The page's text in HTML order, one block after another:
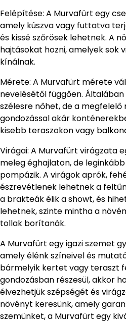
Felépítése: A Murvafürt egy
amely kúszva vagy futtatva
és kissé szőrösek lehetnek. A
hajtásokat hozni, amelyek sok
kínálnak.
Mérete: A Murvafürt mérete
nevelésétől függően.
szélesre nőhet, de a megfelelő
gondozással akár
kisebb teraszokon vagy
Virágai: A Murvafürt virágzata
meleg éghajlaton, de
pompázik. A virágok aprók,
észrevétlenek lehetnek a
a brakteák élik a showt, és
lehetnek, szinte mintha a
tollak borítanák.
A Murvafürt egy igazi szemet
amely élénk színeivel és
bármelyik kertet vagy teraszt
gondozásban részesül, akkor
élvezhetjük szépségét és
növényt keresünk, amely
szemünket, a Murvafürt egy